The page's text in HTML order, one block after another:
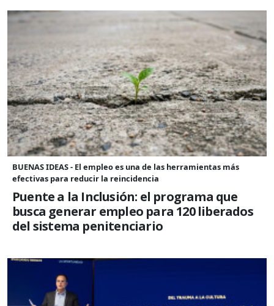
BUENAS IDEAS - El empleo es una de las herramientas más
efectivas para reducir la reincidencia
Puente a la Inclusión: el programa que
busca generar empleo para 120 liberados
del sistema penitenciario